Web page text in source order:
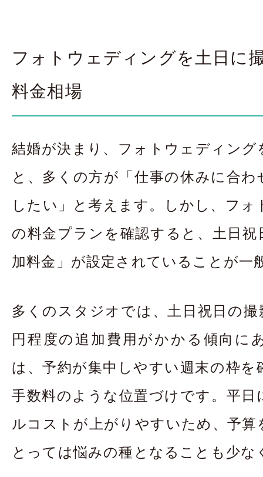
アクセス
フォトウェディングを土日に
料金相場
結婚が決まり、フォトウェディング
と、多くの方が「仕事の休みに合
したい」と考えます。しかし、フ
の料金プランを確認すると、土日祝
加料金」が設定されていることが一
多くのスタジオでは、土日祝日の撮
円程度の追加費用がかかる傾向に
は、予約が集中しやすい週末の枠を
手数料のような位置づけです。平日
ルコストが上がりやすいため、予算
とっては悩みの種となることも少な